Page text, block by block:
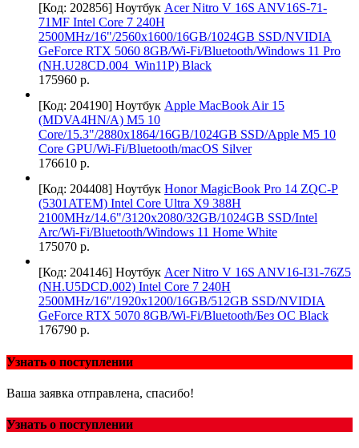
[Код: 202856] Ноутбук Acer Nitro V 16S ANV16S-71-
71MF Intel Core 7 240H
2500MHz/16"/2560x1600/16GB/1024GB SSD/NVIDIA
GeForce RTX 5060 8GB/Wi-Fi/Bluetooth/Windows 11 Pro
(NH.U28CD.004_Win11P) Black
175960 р.
[Код: 204190] Ноутбук Apple MacBook Air 15
(MDVA4HN/A) M5 10
Core/15.3"/2880x1864/16GB/1024GB SSD/Apple M5 10
Core GPU/Wi-Fi/Bluetooth/macOS Silver
176610 р.
[Код: 204408] Ноутбук Honor MagicBook Pro 14 ZQC-P
(5301ATEM) Intel Core Ultra X9 388H
2100MHz/14.6"/3120x2080/32GB/1024GB SSD/Intel
Arc/Wi-Fi/Bluetooth/Windows 11 Home White
175070 р.
[Код: 204146] Ноутбук Acer Nitro V 16S ANV16-I31-76Z5
(NH.U5DCD.002) Intel Core 7 240H
2500MHz/16"/1920x1200/16GB/512GB SSD/NVIDIA
GeForce RTX 5070 8GB/Wi-Fi/Bluetooth/Без ОС Black
176790 р.
Узнать о поступлении
Ваша заявка отправлена, спасибо!
Узнать о поступлении